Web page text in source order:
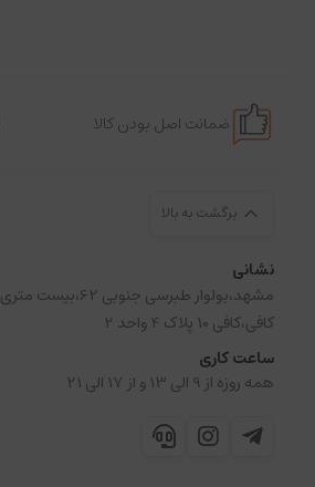
ضمانت اصل بودن کالا
برگشت به بالا
نشانی
مشهد،بولوار طبرسی جنوبی 62،بیست متری
کافی،کافی 10 پلاک 4 واحد 2
ساعت کاری
همه روزه از 9 الی 13 و از 17 الی 21